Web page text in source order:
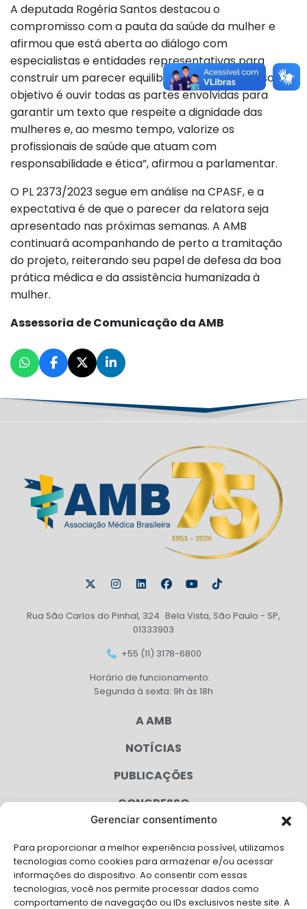
Gerenciar consentimento
Para proporcionar a melhor experiência possível, utilizamos
tecnologias como cookies para armazenar e/ou acessar
informações do dispositivo. Ao consentir com essas
tecnologias, você nos permite processar dados como
comportamento de navegação ou IDs exclusivos neste site. A
A deputada Rogéria Santos destacou o
compromisso com a pauta da saúde da mulher e
afirmou que está aberta ao diálogo com
especialistas e entidades representativas para
construir um parecer equilibrado e eficaz. “Nosso
objetivo é ouvir todas as partes envolvidas para
garantir um texto que respeite a dignidade das
mulheres e, ao mesmo tempo, valorize os
profissionais de saúde que atuam com
responsabilidade e ética”, afirmou a parlamentar.
O PL 2373/2023 segue em análise na CPASF, e a
expectativa é de que o parecer da relatora seja
apresentado nas próximas semanas. A AMB
continuará acompanhando de perto a tramitação
do projeto, reiterando seu papel de defesa da boa
prática médica e da assistência humanizada à
mulher.
Assessoria de Comunicação da AMB
Rua São Carlos do Pinhal, 324 Bela Vista, São Paulo - SP,
01333903
+55 (11) 3178-6800
Horário de funcionamento:
Segunda à sexta: 9h às 18h
A AMB
NOTÍCIAS
PUBLICAÇÕES
CONGRESSO
CAMPANHAS
SERVIÇOS